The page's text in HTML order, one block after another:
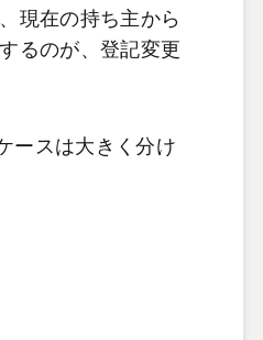
現在の持ち主から
るのが、登記変更
ースは大きく分け